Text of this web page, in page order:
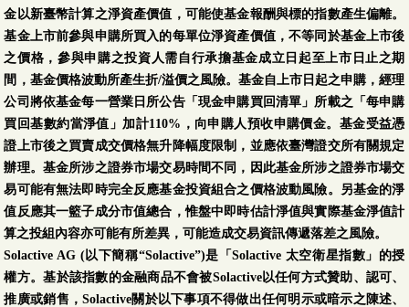
金以新臺幣計算之淨資產價值，可能使基金報酬與標的指數產生偏離。
基金上市前參與申購所買入的每單位淨資產價值，不等同於基金上市後
之價格，參與申購之投資人需自行承擔基金成立日起至上市日止之期
間，基金價格波動所產生折/溢價之風險。基金自上市日起之申購，經理
公司將依基金每一營業日所公告「現金申購買回清單」所載之「每申購
買回基數約當淨值」加計110%，向申購人預收申購價金。基金受益憑
證上市後之買賣成交價格無升降幅度限制，並應依臺灣證交所有關規定
辦理。基金所涉之證券市場交易時間不同，因此基金所涉之證券市場交
易可能有無法即時完全反應基金投資組合之價格波動風險。另基金的淨
值反應其一籃子成分市值總合，惟盤中即時估計淨值與實際基金淨值計
算之投組內容亦可能有所差異，可能造成交易資訊傳遞落差之風險。
Solactive AG (以下簡稱“Solactive”)是「Solactive 太空衛星指數」的授
權方。基於該指數的金融商品不會被Solactive以任何方式贊助、認可、
推廣或銷售，Solactive關於以下事項不得做出任何明示或暗示之陳述、